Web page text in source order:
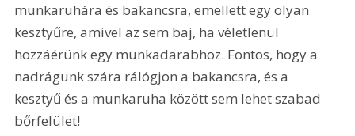
munkaruhára és bakancsra, emellett egy olyan
kesztyűre, amivel az sem baj, ha véletlenül
hozzáérünk egy munkadarabhoz. Fontos, hogy a
nadrágunk szára rálógjon a bakancsra, és a
kesztyű és a munkaruha között sem lehet szabad
bőrfelület!